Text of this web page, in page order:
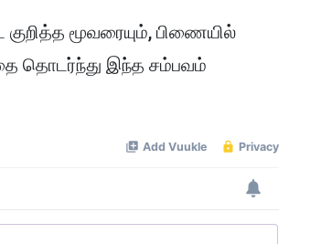
மூவரையும், பிணையில்
தொடர்ந்து இந்த சம்பவம்